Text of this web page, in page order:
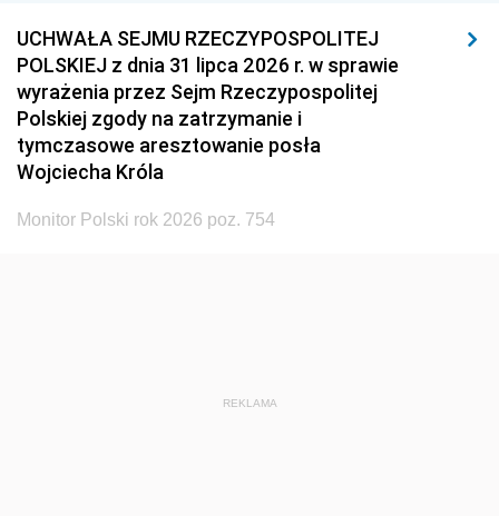
UCHWAŁA SEJMU RZECZYPOSPOLITEJ
POLSKIEJ z dnia 31 lipca 2026 r. w sprawie
wyrażenia przez Sejm Rzeczypospolitej
Polskiej zgody na zatrzymanie i
tymczasowe aresztowanie posła
Wojciecha Króla
Monitor Polski rok 2026 poz. 754
REKLAMA